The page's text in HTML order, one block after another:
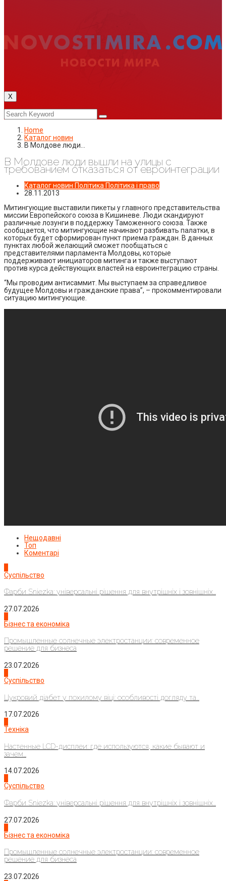
X
Home
Каталог новин
В Молдове люди…
В Молдове люди вышли на улицы с
требованием отказаться от евроинтеграции
Каталог новин Політика Політика і право
28.11.2013
Митингующие выставили пикеты у главного представительства
миссии Европейского союза в Кишиневе. Люди скандируют
различные лозунги в поддержку Таможенного союза. Также
сообщается, что митингующие начинают разбивать палатки, в
которых будет сформирован пункт приема граждан. В данных
пунктах любой желающий сможет пообщаться с
представителями парламента Молдовы, которые
поддерживают инициаторов митинга и также выступают
против курса действующих властей на евроинтеграцию страны.
“Мы проводим антисаммит. Мы выступаем за справедливое
будущее Молдовы и гражданские права”, – прокомментировали
ситуацию митингующие.
Нещодавні
Топ
Коментарі
Суспільство
Фарби Sniezka: універсальні рішення для внутрішніх і зовнішніх...
27.07.2026
Бізнес та економіка
Промышленные солнечные электростанции: современное
решение для бизнеса
23.07.2026
Суспільство
Цукровий діабет у похилому віці: особливості догляду та...
17.07.2026
Техніка
Настенные LCD-дисплеи: где используются, какие бывают и
зачем...
14.07.2026
Суспільство
Фарби Sniezka: універсальні рішення для внутрішніх і зовнішніх...
27.07.2026
Бізнес та економіка
Промышленные солнечные электростанции: современное
решение для бизнеса
23.07.2026